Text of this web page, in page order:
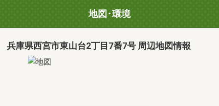
地図･環境
兵庫県西宮市東山台2丁目7番7号 周辺地図情報